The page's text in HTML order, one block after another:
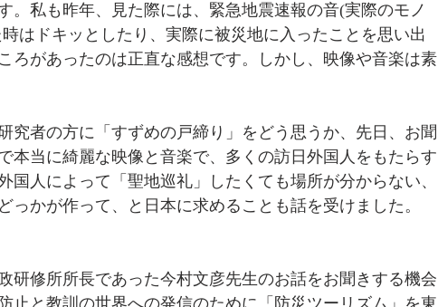
。私も昨年、見た際には、緊急地震速報の音(実際のモノ
はドキッとしたり、実際に被災地に入ったことを思い出
ろがあったのは正直な感想です。しかし、映像や音楽は素
究者の方に「すずめの戸締り」をどう思うか、先日、お聞
本当に綺麗な映像と音楽で、多くの訪日外国人をもたらす
国人によって「聖地巡礼」したくても場所が分からない、
っかが作って、と日本に求めることも話を受けました。
研修所所長であった今村文彦先生のお話をお聞きする機会
止と教訓の世界への発信のために「防災ツーリズム」を東